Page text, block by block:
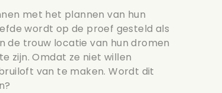
met het plannen van hun
wordt op de proef gesteld als
de trouw locatie van hun dromen
zijn. Omdat ze niet willen
van te maken. Wordt dit